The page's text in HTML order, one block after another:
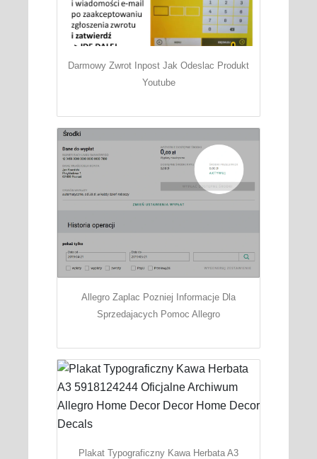
Darmowy Zwrot Inpost Jak Odeslac Produkt
Youtube
Allegro Zaplac Pozniej Informacje Dla
Sprzedajacych Pomoc Allegro
Plakat Typograficzny Kawa Herbata A3